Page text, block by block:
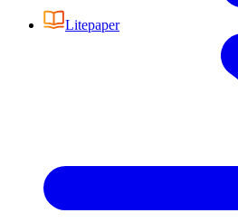
Litepaper